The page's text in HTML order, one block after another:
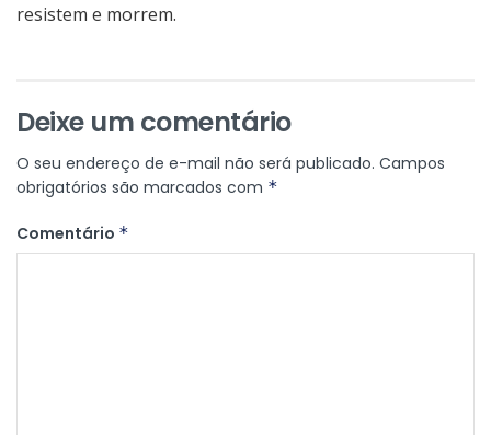
resistem e morrem.
Deixe um comentário
O seu endereço de e-mail não será publicado. Campos
obrigatórios são marcados com *
Comentário *